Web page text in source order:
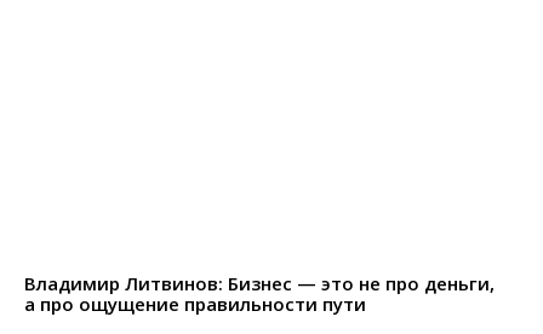
Владимир Литвинов: Бизнес — это не про деньги,
а про ощущение правильности пути